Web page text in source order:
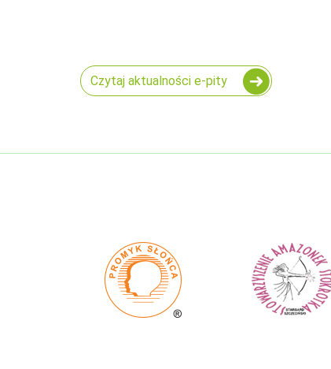
Czytaj aktualności e-pity